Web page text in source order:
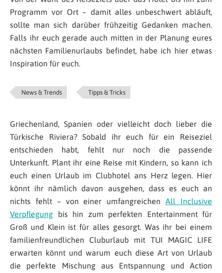
Programm vor Ort – damit alles unbeschwert abläuft,
sollte man sich darüber frühzeitig Gedanken machen.
Falls ihr euch gerade auch mitten in der Planung eures
nächsten Familienurlaubs befindet, habe ich hier etwas
Inspiration für euch.
News & Trends Tipps & Tricks
Griechenland, Spanien oder vielleicht doch lieber die
Türkische Riviera? Sobald ihr euch für ein Reiseziel
entschieden habt, fehlt nur noch die passende
Unterkunft. Plant ihr eine Reise mit Kindern, so kann ich
euch einen Urlaub im Clubhotel ans Herz legen. Hier
könnt ihr nämlich davon ausgehen, dass es euch an
nichts fehlt – von einer umfangreichenAll Inclusive
Verpflegung bis hin zum perfekten Entertainment für
Groß und Klein ist für alles gesorgt. Was ihr bei einem
familienfreundlichen Cluburlaub mit TUI MAGIC LIFE
erwarten könnt und warum euch diese Art von Urlaub
die perfekte Mischung aus Entspannung und Action